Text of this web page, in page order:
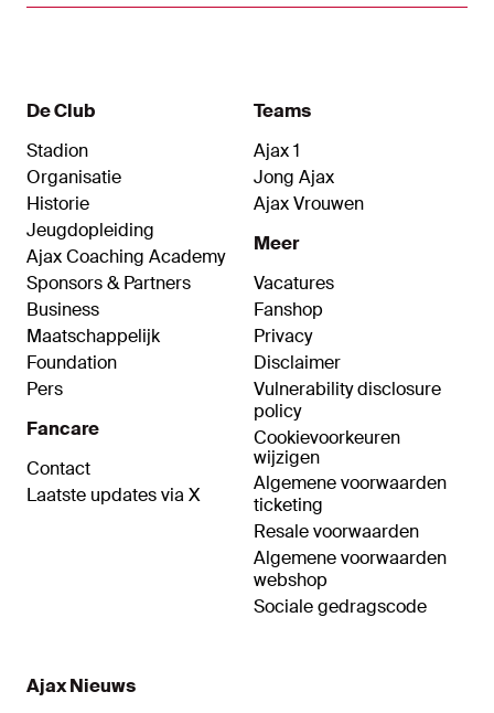
De Club
Stadion
Organisatie
Historie
Jeugdopleiding
Ajax Coaching Academy
Sponsors & Partners
Business
Maatschappelijk
Foundation
Pers
Fancare
Contact
Laatste updates via X
Teams
Ajax 1
Jong Ajax
Ajax Vrouwen
Meer
Vacatures
Fanshop
Privacy
Disclaimer
Vulnerability disclosure
policy
Cookievoorkeuren
wijzigen
Algemene voorwaarden
ticketing
Resale voorwaarden
Algemene voorwaarden
webshop
Sociale gedragscode
Ajax Nieuws